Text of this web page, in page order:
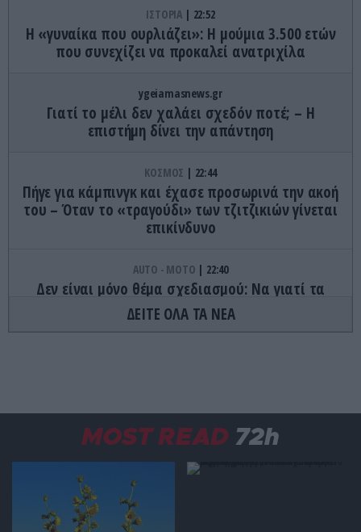
ΙΣΤΟΡΙΑ 22:52
Η «γυναίκα που ουρλιάζει»: Η μούμια 3.500 ετών
που συνεχίζει να προκαλεί ανατριχίλα
ygeiamasnews.gr
Γιατί το μέλι δεν χαλάει σχεδόν ποτέ; – Η
επιστήμη δίνει την απάντηση
ΚΟΣΜΟΣ 22:44
Πήγε για κάμπινγκ και έχασε προσωρινά την ακοή
του – Όταν το «τραγούδι» των τζιτζικιών γίνεται
επικίνδυνο
AUTO - MOTO 22:40
Δεν είναι μόνο θέμα σχεδιασμού: Να γιατί τα
πίσω φώτα των αυτοκινήτων έχουν κόκκινο
χρώμα
ΔΙΑΤΡΟΦΗ 22:27
Το φρούτο που μπορεί να «ξεγελάσει» τη γλώσσα
και να κάνει τα ξινά… γλυκά
GOOD LIFE
ΔΕΙΤΕ ΟΛΑ ΤΑ ΝΕΑ
MOST READ 72h